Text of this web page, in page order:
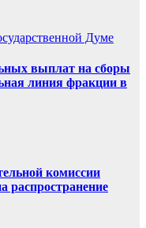
Думе
выплат на сборы
линия фракции в
комиссии
распространение